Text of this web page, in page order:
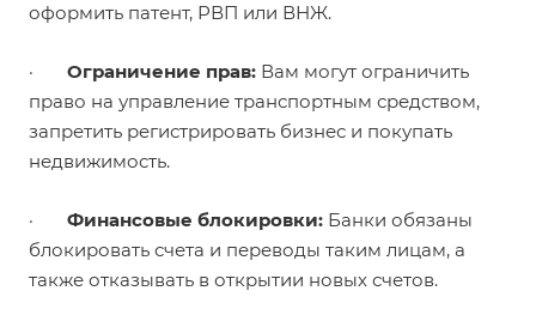
оформить патент, РВП или ВНЖ.
· Ограничение прав: Вам могут ограничить
право на управление транспортным средством,
запретить регистрировать бизнес и покупать
недвижимость.
· Финансовые блокировки: Банки обязаны
блокировать счета и переводы таким лицам, а
также отказывать в открытии новых счетов.